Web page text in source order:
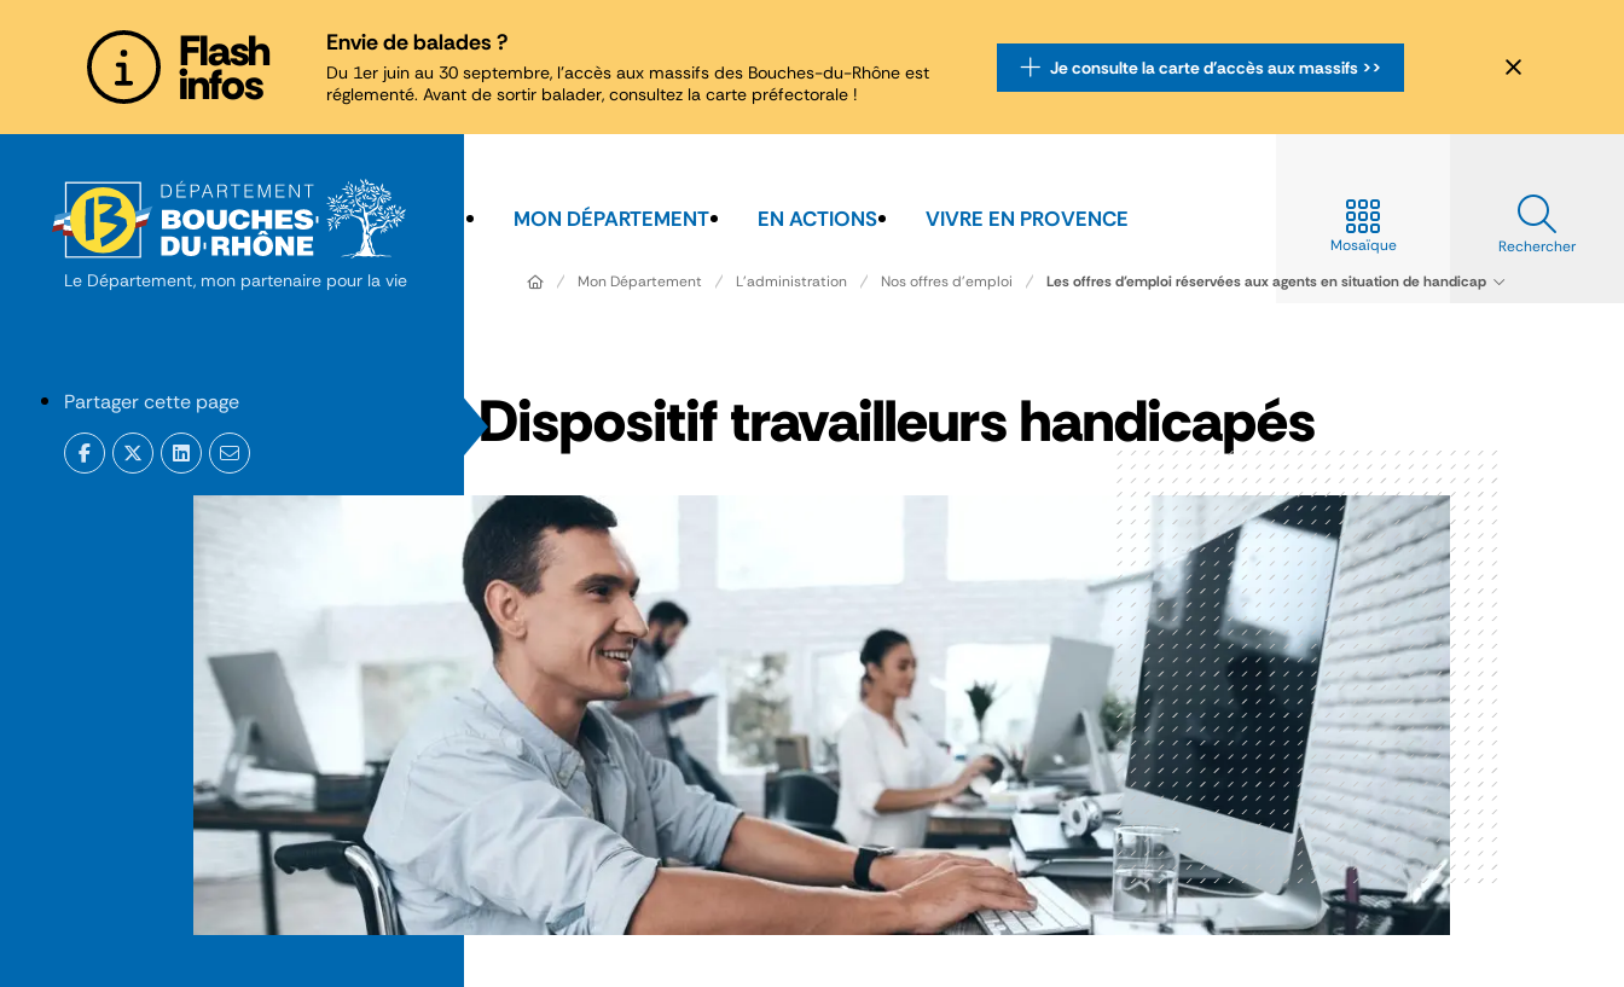
Flash
infos
Envie de balades ?
Du 1er juin au 30 septembre, l'accès aux massifs des Bouches-du-Rhône est
réglementé. Avant de sortir balader, consultez la carte préfectorale !
Je consulte la carte d'accès aux massifs >>
Le Département, mon partenaire pour la vie
MON DÉPARTEMENT EN ACTIONS VIVRE EN PROVENCE
Mosaïque
Rechercher
Mon Département
L'administration Nos offres d'emploi Les offres d'emploi réservées aux agents en situation de handicap
Dispositif travailleurs handicapés
Partager cette page